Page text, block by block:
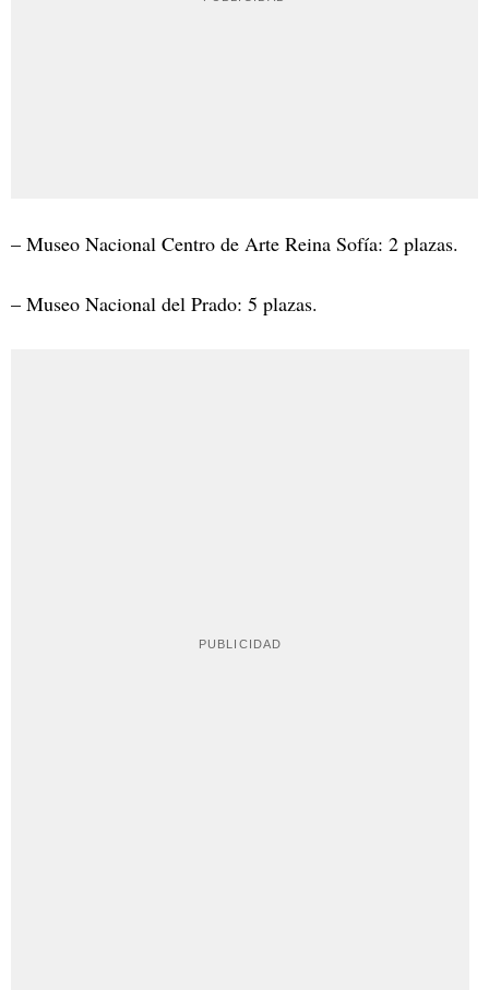
– Museo Nacional Centro de Arte Reina Sofía: 2 plazas.
– Museo Nacional del Prado: 5 plazas.